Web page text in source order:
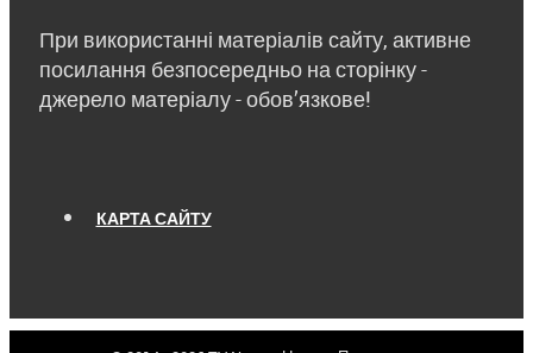
При використанні матеріалів сайту, активне
посилання безпосередньо на сторінку -
джерело матеріалу - обов’язкове!
КАРТА САЙТУ